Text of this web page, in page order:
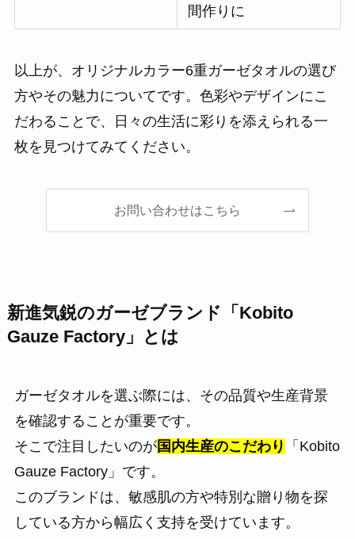
間作りに
以上が、オリジナルカラー6重ガーゼタオルの選び
方やその魅力についてです。色彩やデザインにこ
だわることで、日々の生活に彩りを添えられる一
枚を見つけてみてください。
お問い合わせはこちら
新進気鋭のガーゼブランド「Kobito
Gauze Factory」とは
ガーゼタオルを選ぶ際には、その品質や生産背景
を確認することが重要です。
そこで注目したいのが国内生産のこだわり
「Kobito
Gauze Factory」です。
このブランドは、敏感肌の方や特別な贈り物を探
している方から幅広く支持を受けています。